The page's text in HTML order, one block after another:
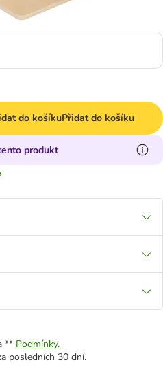
do košíkuPřidat do košíku
produkt
** Podmínky.
posledních 30 dní.